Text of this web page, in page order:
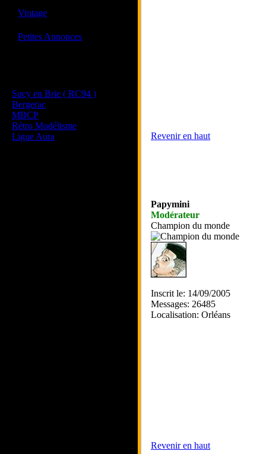
Vintage
Petites Annonces
Sucy en Brie ( RC94 )
Bergerac
MBCP
Rétro Modélisme
Ligue Aura
Revenir en haut
Papymini
Modérateur
Champion du monde
Inscrit le: 14/09/2005
Messages: 26485
Localisation: Orléans
Revenir en haut